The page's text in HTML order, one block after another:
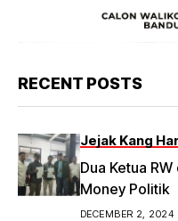
RECENT POSTS
Jejak Kang
Dua Ketua
Money Politik
DECEMBER 2, 2024